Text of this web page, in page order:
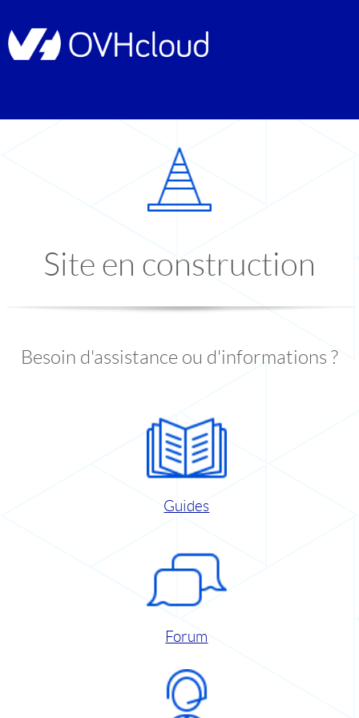
Site en construction
Besoin d'assistance ou d'informations ?
Guides
Forum